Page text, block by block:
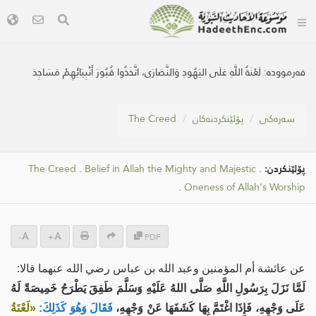
فەرموودە:لَعْنَةُ اللَّهِ عَلَى اليَهُودِ وَالنَّصَارَى، اتَّخَذُوا قُبُورَ أَنْبِيَائِهِمْ مَسَاجِدَ
سه‌ره‌كی پۆلێنکردنەکان The Creed
پۆلێنکردن: The Creed . Belief in Allah the Mighty and Majestic .
Oneness of Allah's Worship
.
PDF
+
-
عن عائشة أم المؤمنين وعبد الله بن عباس رضي الله عنهما قالا:
لَمَّا نَزَلَ بِرَسُولِ اللَّهِ صَلَّى اللهُ عَلَيْهِ وَسَلَّمَ طَفِقَ يَطْرَحُ خَمِيصَةً لَهُ
عَلَى وَجْهِهِ، فَإِذَا اغْتَمَّ بِهَا كَشَفَهَا عَنْ وَجْهِهِ، فَقَالَ وَهُوَ كَذَلِكَ: «لَعْنَةُ